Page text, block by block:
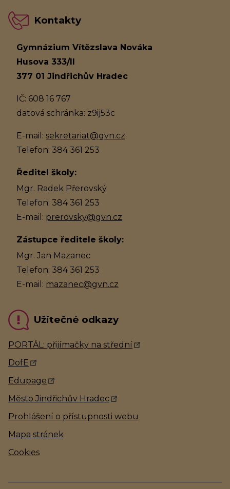
Kontakty
Gymnázium Vítězslava Nováka
Husova 333/II
377 01 Jindřichův Hradec
IČ: 608 16 767
datová schránka: z9ij53c
E-mail: sekretariat@gvn.cz
Telefon: 384 361 253
Ředitel školy:
Mgr. Radek Přerovský
Telefon: 384 361 253
E-mail: prerovsky@gvn.cz
Zástupce ředitele školy:
Mgr. Jan Mazanec
Telefon: 384 361 253
E-mail: mazanec@gvn.cz
Užitečné odkazy
PORTÁL: přijímačky na střední
DofE
Edupage
Město Jindřichův Hradec
Prohlášení o přístupnosti webu
Mapa stránek
Cookies